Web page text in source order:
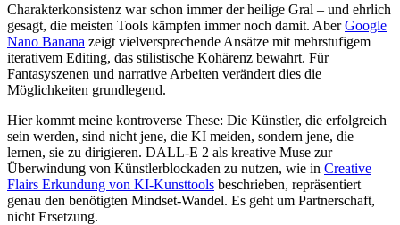
Charakterkonsistenz war schon immer der heilige Gral – und ehrlich
gesagt, die meisten Tools kämpfen immer noch damit. AberGoogle
Nano Banana zeigt vielversprechende Ansätze mit mehrstufigem
iterativem Editing, das stilistische Kohärenz bewahrt. Für
Fantasyszenen und narrative Arbeiten verändert dies die
Möglichkeiten grundlegend.
Hier kommt meine kontroverse These: Die Künstler, die erfolgreich
sein werden, sind nicht jene, die KI meiden, sondern jene, die
lernen, sie zu dirigieren. DALL-E 2 als kreative Muse zur
Überwindung von Künstlerblockaden zu nutzen, wie in Creative
Flairs Erkundung von KI-Kunsttools beschrieben, repräsentiert
genau den benötigten Mindset-Wandel. Es geht um Partnerschaft,
nicht Ersetzung.